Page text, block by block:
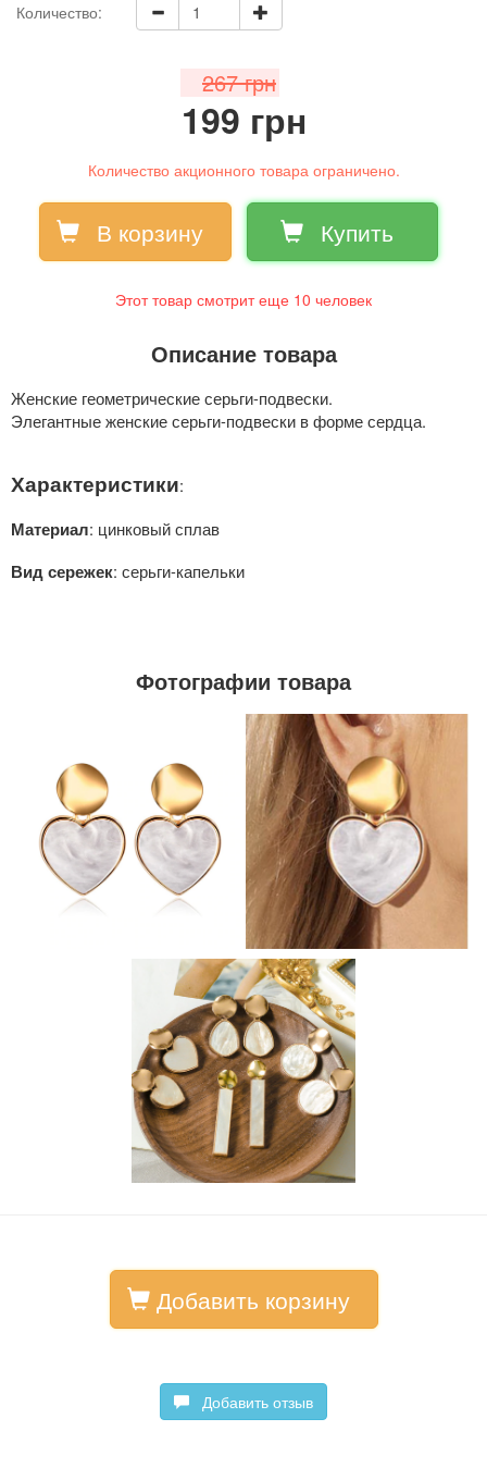
Количество:
267 грн
199 грн
Количество акционного товара ограничено.
В корзину Купить
Этот товар смотрит еще 10 человек
Описание товара
Женские геометрические серьги-подвески.
Элегантные женские серьги-подвески в форме сердца.
Характеристики:
Материал: цинковый сплав
Вид сережек: серьги-капельки
Фотографии товара
Добавить корзину
Добавить отзыв